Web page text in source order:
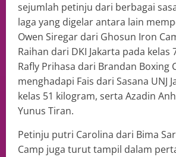
sejumlah petinju dari berbagai
laga yang digelar antara lain
Owen Siregar dari Ghosun Iron
Raihan dari DKI Jakarta pada kelas
Rafly Prihasa dari Brandan Boxing
menghadapi Fais dari Sasana UNJ
kelas 51 kilogram, serta Azadin
Yunus Tiran.
Petinju putri Carolina dari Bima
Camp juga turut tampil dalam